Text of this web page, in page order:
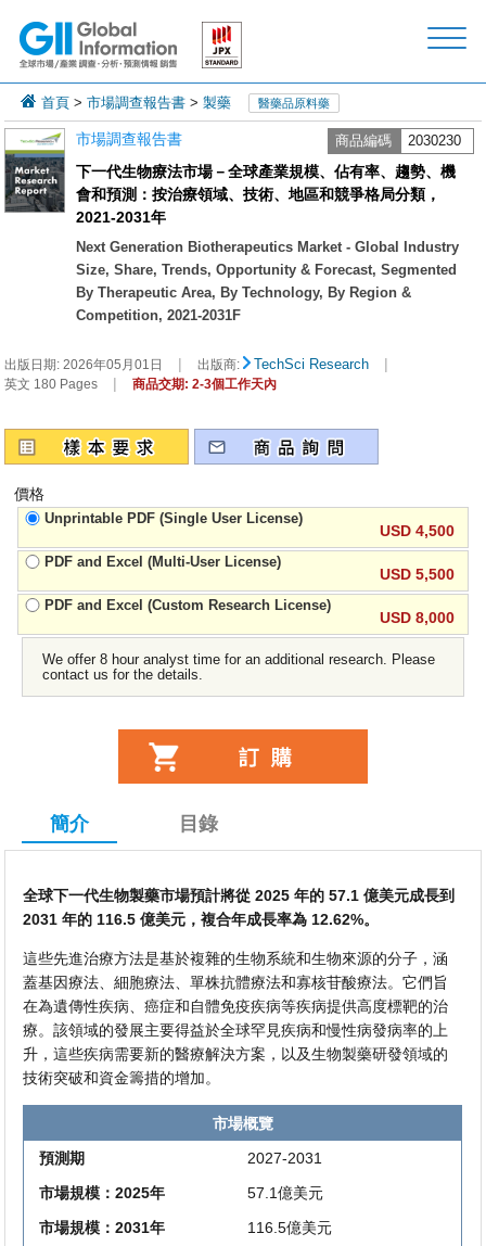
首頁 >市場調查報告書 >製藥 醫藥品原料藥
市場調查報告書 商品編碼 2030230
下一代生物療法市場－全球產業規模、佔有率、趨勢、機
會和預測：按治療領域、技術、地區和競爭格局分類，
2021-2031年
Next Generation Biotherapeutics Market - Global Industry
Size, Share, Trends, Opportunity & Forecast, Segmented
By Therapeutic Area, By Technology, By Region &
Competition, 2021-2031F
出版日期:2026年05月01日 | 出版商: TechSci Research |
英文 180 Pages | 商品交期: 2-3個工作天內
價格
Unprintable PDF (Single User License)
USD 4,500
PDF and Excel (Multi-User License)
USD 5,500
PDF and Excel (Custom Research License)
USD 8,000
We offer 8 hour analyst time for an additional research. Please
contact us for the details.
簡介 目錄
全球下一代生物製藥市場預計將從 2025 年的 57.1 億美元成長到
2031 年的 116.5 億美元，複合年成長率為 12.62%。
這些先進治療方法是基於複雜的生物系統和生物來源的分子，涵
蓋基因療法、細胞療法、單株抗體療法和寡核苷酸療法。它們旨
在為遺傳性疾病、癌症和自體免疫疾病等疾病提供高度標靶的治
療。該領域的發展主要得益於全球罕見疾病和慢性病發病率的上
升，這些疾病需要新的醫療解決方案，以及生物製藥研發領域的
技術突破和資金籌措的增加。
市場概覽
預測期
2027-2031
市場規模：2025年
57.1億美元
市場規模：2031年
116.5億美元